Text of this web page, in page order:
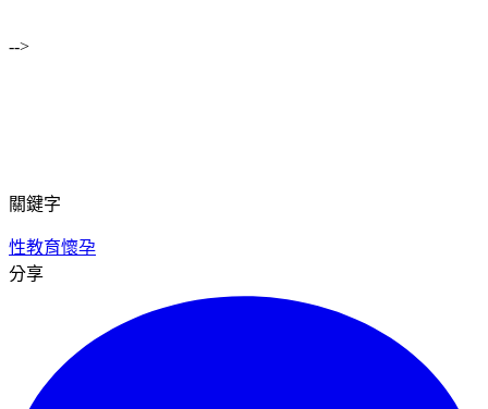
-->
關鍵字
性教育懷孕
分享